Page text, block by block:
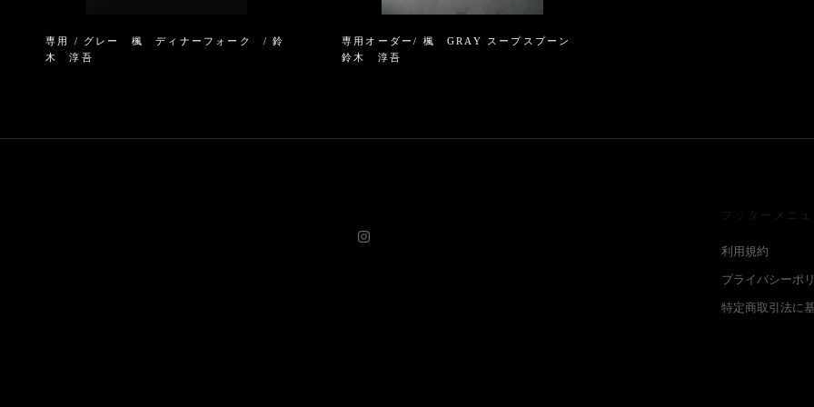
専用 / グレー 楓 ディナーフォーク / 鈴
木 淳吾
専用オーダー/ 楓 GRAY スープスプーン
鈴木 淳吾
フッターメニュ
利用規約
プライバシーポ
特定商取引法に